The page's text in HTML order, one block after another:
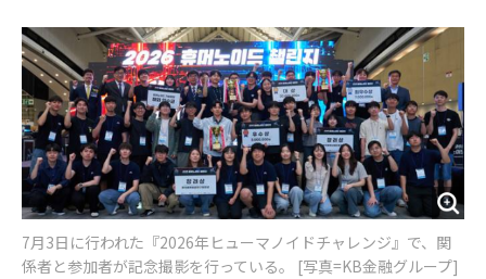
7月3日に行われた『2026年ヒューマノイドチャレンジ』で、関
係者と参加者が記念撮影を行っている。 [写真=KB金融グループ]